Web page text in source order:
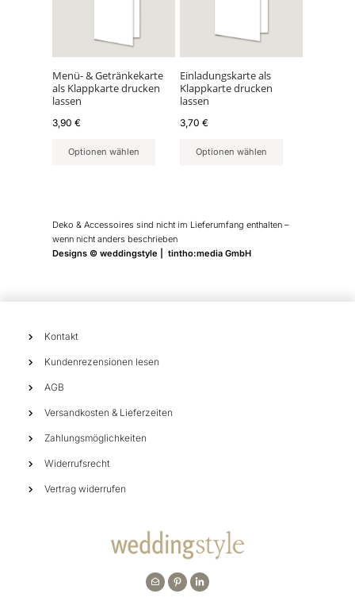
Menü- & Getränkekarte
als Klappkarte drucken
lassen
3,90 €
Optionen wählen
Einladungskarte als
Klappkarte drucken
lassen
3,70€
Optionen wählen
Deko & Accessoires sind nicht im Lieferumfang enthalten –
wenn nicht anders beschrieben
Designs © weddingstyle | tintho:media GmbH
Kontakt
Kundenrezensionen lesen
AGB
Versandkosten & Lieferzeiten
Zahlungsmöglichkeiten
Widerrufsrecht
Vertrag widerrufen